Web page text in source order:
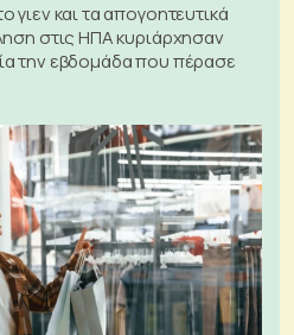
και τα απογοητευτικά
στις ΗΠΑ κυριάρχησαν
την εβδομάδα που πέρασε